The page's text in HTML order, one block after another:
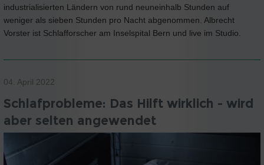
industrialisierten Ländern von rund neuneinhalb Stunden auf
weniger als sieben Stunden pro Nacht abgenommen. Albrecht
Vorster ist Schlafforscher am Inselspital Bern und live im Studio.
04. April 2022
Schlafprobleme: Das Hilft wirklich - wird
aber selten angewendet